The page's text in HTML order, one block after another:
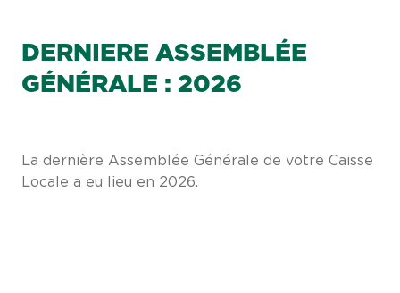
DERNIERE ASSEMBLÉE
GÉNÉRALE : 2026
La dernière Assemblée Générale de votre Caisse
Locale a eu lieu en 2026.